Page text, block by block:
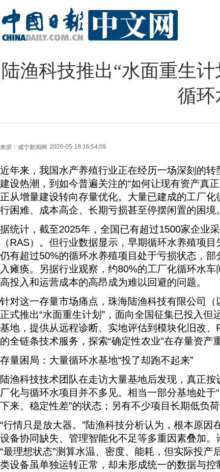
陆渔科技推出“水面重生
循环
来源： 咸宁新闻网 2026-05-18 16:54:09
近年来，我国水产养殖行业正在经历一场深刻的
建设热潮，到如今普遍关注的“如何让现有资产真
正从增量建设转向存量优化。大量已建成的工厂
行困难、成本高企、长期亏损甚至停摆闲置的困境
据统计，截至2025年，全国已有超过1500家企业
（RAS）。但行业数据显示，早期循环水养殖项
仍有超过50%的循环水养殖项目处于亏损状态，
入瘫痪。另据行业观察，约80%的工厂化循环水
高投入和运营成本的高昂成为难以回避的问题。
针对这一存量市场痛点，珠海陆渔科技有限公司（
正式推出“水面重生计划”，面向全国征集已投入但
基地，提供从远程诊断、实地评估到模块化旧改、
的全链条技术服务，探索“确定性农业”在存量资产
存量困局：大量循环水基地“投了却跑不起来”
陆渔科技技术团队在走访大量基地后发现，真正
厂化与循环水项目并不多见。相当一部分基地处于
下来、稳定性差”的状态；另有不少项目长期低负
“行情只是放大器。”陆渔科技分析认为，根本原因
设备协同缺失、管理智能化不足等多重因素叠加
“最理想状态”测算水温、密度、能耗，但实际投产
类设备虽单独运转正常，却未形成统一的数据与